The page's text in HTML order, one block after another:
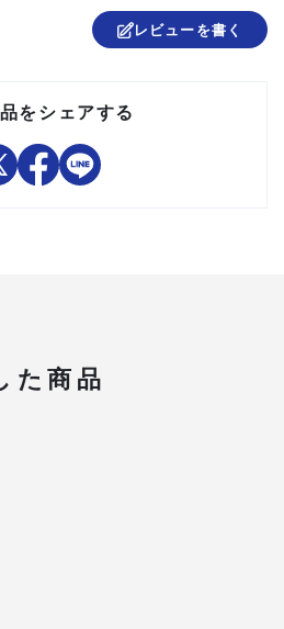
レビューを書く
をシェアする
た商品